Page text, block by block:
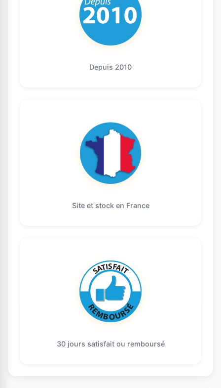
Depuis 2010
Site et stock en France
30 jours satisfait ou remboursé